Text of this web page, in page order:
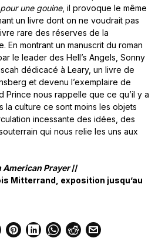
une gouine, il provoque le même
un livre dont on ne voudrait pas
rare des réserves de la
En montrant un manuscrit du roman
le leader des Hell’s Angels, Sonny
dédicacé à Leary, un livre de
et devenu l’exemplaire de
Prince nous rappelle que ce qu’il y a
la culture ce sont moins les objets
incessante des idées, des
qui nous relie les uns aux
American Prayer//
Mitterrand, exposition jusqu’au